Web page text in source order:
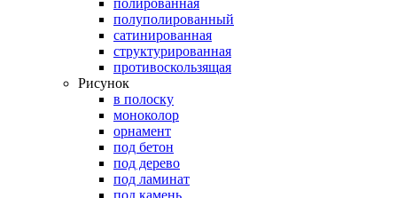
полированная
полуполированный
сатинированная
структурированная
противоскользящая
Рисунок
в полоску
моноколор
орнамент
под бетон
под дерево
под ламинат
под камень